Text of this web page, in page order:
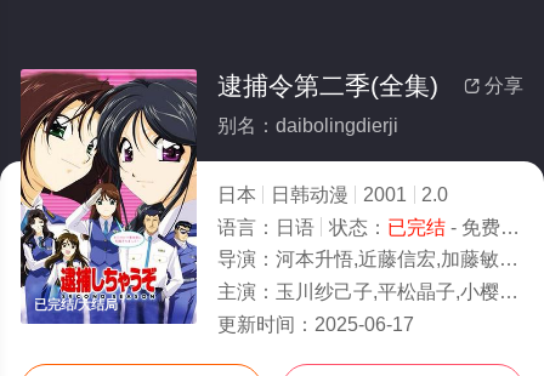
已完结/大结局
 分享
逮捕令第二季(全集)
别名：daibolingdierji
日本 日韩动漫 2001
2.0
语言： 日语 状态： 已完结- 免费在线观看
导演： 河本升悟,近藤信宏,加藤敏幸,佐藤照雄,则座诚,清水明,吉田俊司
主演： 玉川纱己子,平松晶子,小樱悦子,松本梨香,岛田敏,关智一,政宗一成,饭冢雅弓
更新时间： 2025-06-17